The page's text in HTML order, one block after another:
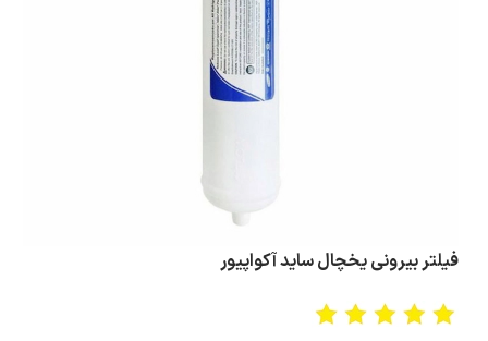
فیلتر بیرونی یخچال ساید آکواپیور